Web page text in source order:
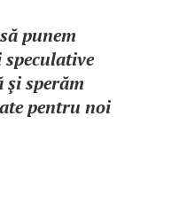
punem
şi sperăm
pentru noi